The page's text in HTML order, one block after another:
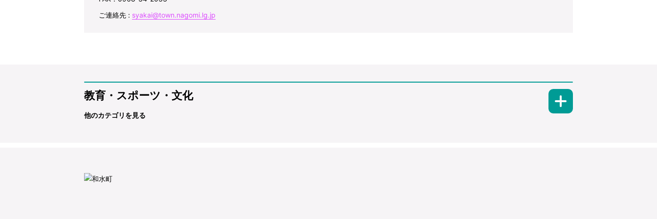
ご連絡先 : syakai@town.nagomi.lg.jp
教育・スポーツ・文化
他のカテゴリを見る